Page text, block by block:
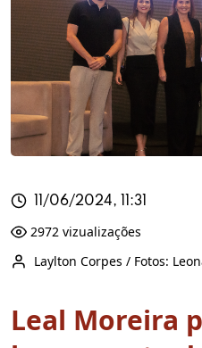
11/06/2024, 11:31
2972 vizualizações
Laylton Corpes / Fotos:
Leal Moreira